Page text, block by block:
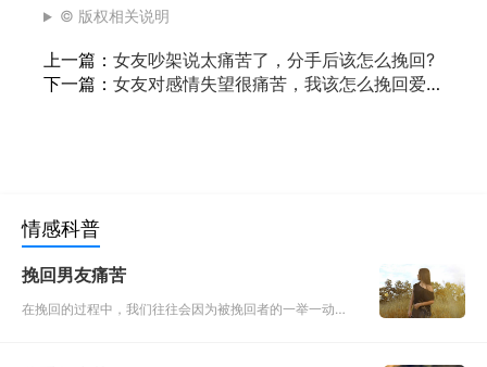
© 版权相关说明
上一篇： 女友吵架说太痛苦了，分手后该怎么挽回?
下一篇： 女友对感情失望很痛苦，我该怎么挽回爱
情感科普
挽回男友痛苦
在挽回的过程中，我们往往会因为被挽回者的一举一动牵